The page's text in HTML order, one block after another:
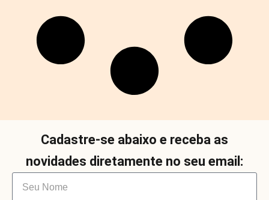
Cadastre-se abaixo e receba as
novidades diretamente no seu email: